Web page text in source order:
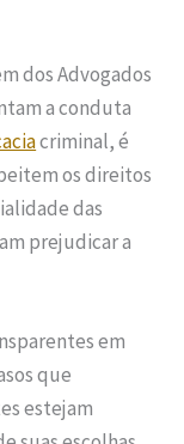
dos Advogados
a conduta
criminal, é
os direitos
das
prejudicar a
em
que
estejam